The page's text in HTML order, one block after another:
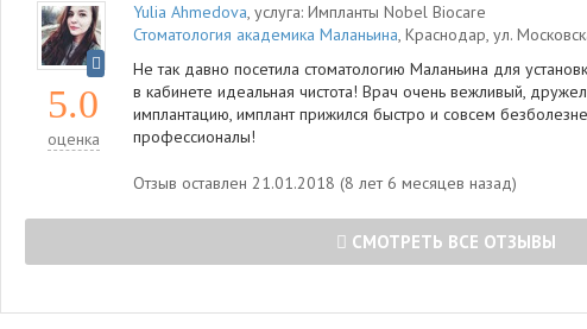
5.0
оценка
Yulia Ahmedova, услуга: Импланты Nobel Biocare
Стоматология академика Маланьина, Краснодар, ул.
Не так давно посетила стоматологию Маланьина для
в кабинете идеальная чистота! Врач очень вежливый,
имплантацию, имплант прижился быстро и совсем
профессионалы!
Отзыв оставлен 21.01.2018 (8 лет 6 месяцев назад)
СМОТРЕТЬ ВСЕ ОТЗЫВЫ